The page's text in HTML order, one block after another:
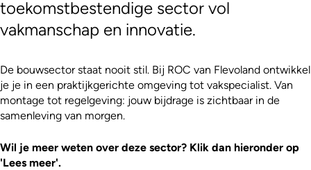
toekomstbestendige sector vol
vakmanschap en innovatie.
De bouwsector staat nooit stil. Bij ROC van Flevoland ontwikkel
je je in een praktijkgerichte omgeving tot vakspecialist. Van
montage tot regelgeving: jouw bijdrage is zichtbaar in de
samenleving van morgen.
Wil je meer weten over deze sector? Klik dan hieronder op
'Lees meer'.